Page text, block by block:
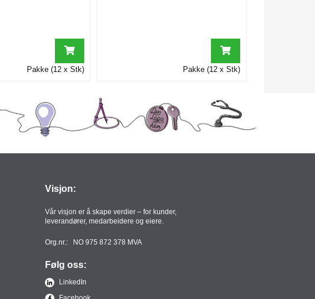
Pakke (12 x Stk) Pakke (12 x Stk)
Visjon:
Vår visjon er å skape verdier – for kunder,
leverandører, medarbeidere og eiere.
Org.nr.: NO 975 872 378 MVA
Følg oss:
LinkedIn